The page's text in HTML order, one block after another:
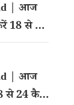
| आज
18 से 24
| आज
से 24 कैरेट